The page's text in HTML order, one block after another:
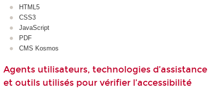
HTML5
CSS3
JavaScript
PDF
CMS Kosmos
Agents utilisateurs, technologies d’assistance
et outils utilisés pour vérifier l’accessibilité